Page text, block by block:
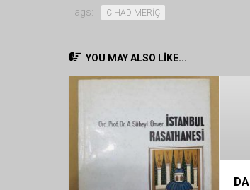
Tags: CİHAD MERİÇ
YOU MAY ALSO LIKE...